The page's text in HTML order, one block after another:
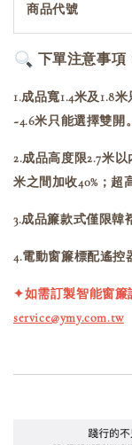
商品代號
下單注意事項
1.成品寬1.4米及1.8
~4.6米只能選擇雙開。
2.成品高度限2.7米以
米之間加收40%；超
3.成品簾款式僅限韓
4.電動窗簾標配遙控
✦如需訂製智能窗簾
service@ymy.com.tw